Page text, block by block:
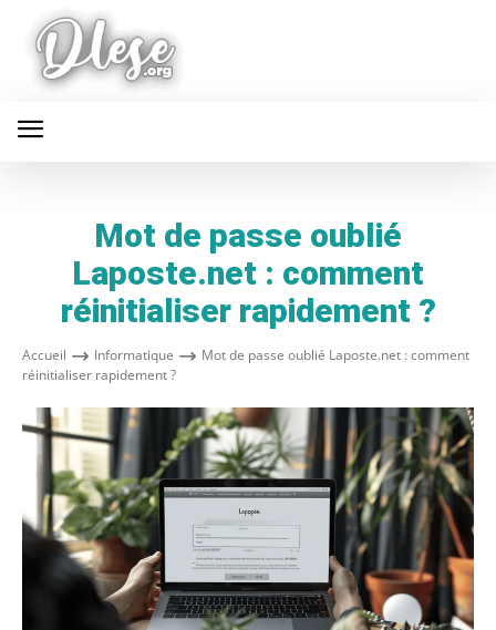
Mot de passe oublié
Laposte.net : comment
réinitialiser rapidement ?
Accueil Informatique
Mot de passe oublié Laposte.net : comment
réinitialiser rapidement ?